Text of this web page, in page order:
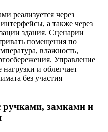
реализуется через
а также через
здания. Сценарии
помещения по
влажность,
Управление
и облегчает
без участия
ручками, замками и